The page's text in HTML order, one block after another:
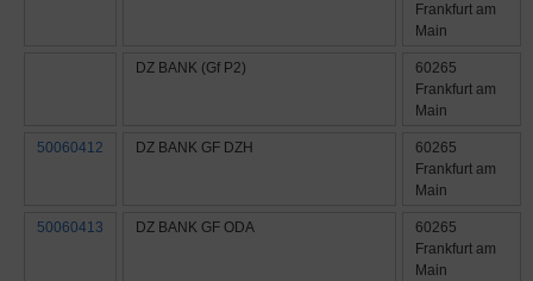
Frankfurt am
Main
DZ BANK (Gf P2)
60265
Frankfurt am
Main
50060412 DZ BANK GF DZH
60265
Frankfurt am
Main
50060413 DZ BANK GF ODA
60265
Frankfurt am
Main